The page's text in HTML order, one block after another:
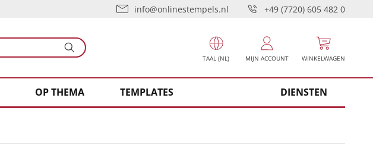
info@onlinestempels.nl +49 (7720) 605 482 0
TAAL (NL) MIJN ACCOUNT WINKELWAGEN
OP THEMA TEMPLATES DIENSTEN